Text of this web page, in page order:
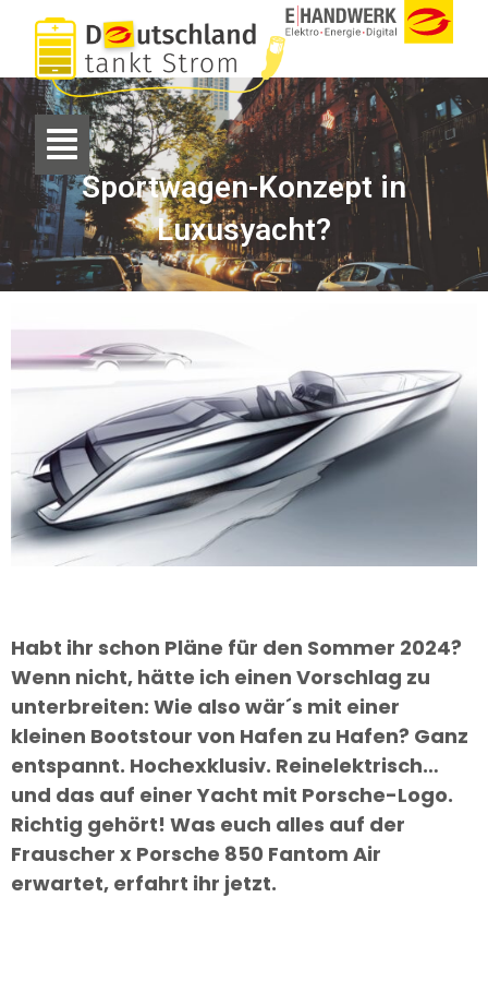
Sportwagen-Konzept in
Luxusyacht?
Habt ihr schon Pläne für den Sommer 2024?
Wenn nicht, hätte ich einen Vorschlag zu
unterbreiten: Wie also wär´s mit einer
kleinen Bootstour von Hafen zu Hafen? Ganz
entspannt. Hochexklusiv. Reinelektrisch…
und das auf einer Yacht mit Porsche-Logo.
Richtig gehört! Was euch alles auf der
Frauscher x Porsche 850 Fantom Air
erwartet, erfahrt ihr jetzt.